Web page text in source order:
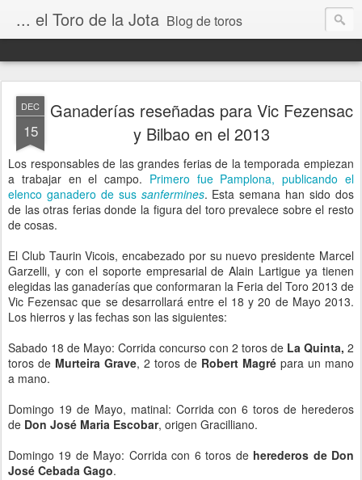
... el Toro de la Jota Blog de toros
DEC
15
Ganaderías reseñadas para Vic Fezensac
y Bilbao en el 2013
Los responsables de las grandes ferias de la temporada empiezan
a trabajar en el campo. Primero fue Pamplona, publicando el
elenco ganadero de sus sanfermines. Esta semana han sido dos
de las otras ferias donde la figura del toro prevalece sobre el resto
de cosas.
El Club Taurin Vicois, encabezado por su nuevo presidente Marcel
Garzelli, y con el soporte empresarial de Alain Lartigue ya tienen
elegidas las ganaderías que conformaran la Feria del Toro 2013 de
Vic Fezensac que se desarrollará entre el 18 y 20 de Mayo 2013.
Los hierros y las fechas son las siguientes:
Sabado 18 de Mayo: Corrida concurso con 2 toros de La Quinta, 2
toros de Murteira Grave, 2 toros de Robert Magré para un mano
a mano.
Domingo 19 de Mayo, matinal: Corrida con 6 toros de herederos
de Don José Maria Escobar, origen Gracilliano.
Domingo 19 de Mayo: Corrida con 6 toros de herederos de Don
José Cebada Gago.